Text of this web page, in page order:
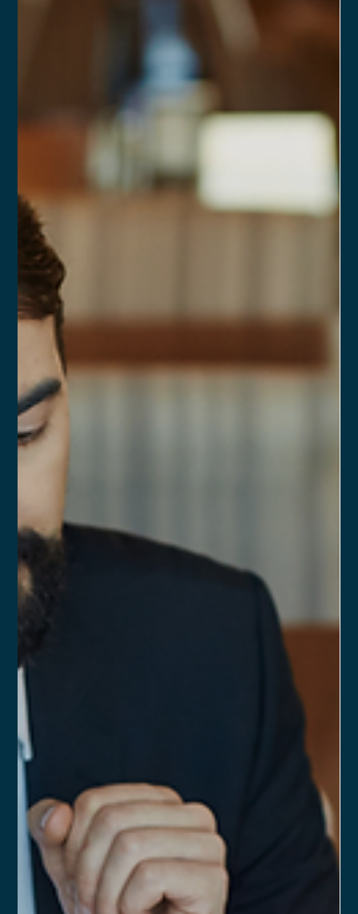
Veritas | Consultoria Empresarial
Thiago Nigro: “O erro mais caro da
minha carreira foi não ter feito um
bom acordo de acionistas.”
Tiago Nigro, conhecido como o Primo Rico, é um dos maiores
influenciadores do mercado financeiro no Brasil. Ao longo de
sua trajetória, já impactou milhões de pessoas com educação
financeira e experiências práticas de negócios. Em uma de
suas falas mais marcantes, destacou: “O erro mais caro da
minha carreira foi não ter feito um bom acordo de acionistas.”